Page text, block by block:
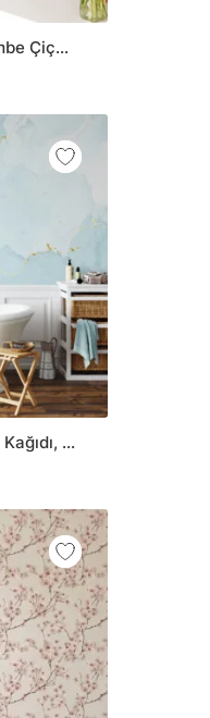
Abstract Turkuaz ve Pembe Çiçekli Duvar Kağıdı, Vintage Çiçek Çekiciliği Duvar Posteri
Açık Mavi Mermer Duvar Kağıdı, Zarif Buzlu Mavi Mermer 3D Duvar Posteri